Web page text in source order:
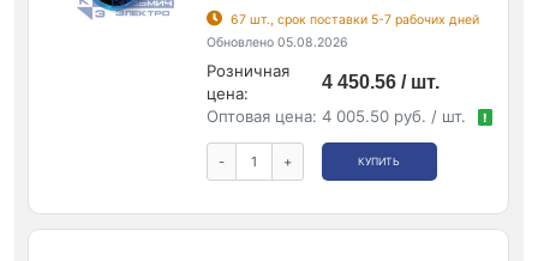
67 шт., срок поставки 5-7 рабочих дней
Обновлено 05.08.2026
Розничная
цена:
4 450.56 / шт.
Оптовая цена: 4 005.50 руб. / шт. !
- + КУПИТЬ